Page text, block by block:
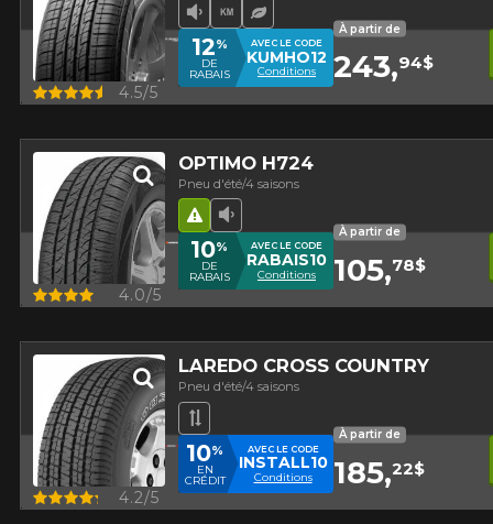
Faible niveau sonore
Haut kilométrage
Pneu écologique
Aperçu 4.5/5
12%
DE
RABAIS
AVEC LE CODE
KUMHO12
Conditions
À partir de
243,94$
OPTIMO H724
Pneu d'été/4 saisons
Faible niveau sonore
Hasard routier
Aperçu 4.0/5
10%
DE
RABAIS
AVEC LE CODE
RABAIS10
Conditions
À partir de
105,78$
LAREDO CROSS COUNTRY
Pneu d'été/4 saisons
Bande de roulement
Aperçu 4.2/5
10%
EN
CRÉDIT
AVEC LE CODE
INSTALL10
Conditions
À partir de
185,22$